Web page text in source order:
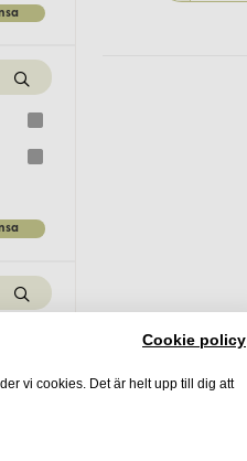
Cookie policy
vi cookies. Det är helt upp till dig att